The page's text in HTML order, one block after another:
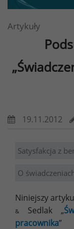
Artykuły
19.11.2012
Satysfakcja z
O
Niniejszy
& Sedlak „
pracownika”